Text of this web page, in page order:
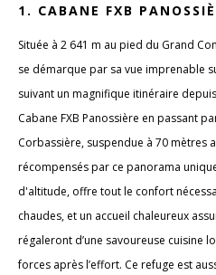
1. CABANE FXB
Située à 2 641 m au pied du Grand
se démarque par sa vue imprenable
suivant un magnifique itinéraire
Cabane FXB Panossière en passant
Corbassière, suspendue à 70 mètres
récompensés par ce panorama
d'altitude, offre tout le confort
chaudes, et un accueil chaleureux
régaleront d’une savoureuse cuisine
forces après l’effort. Ce refuge est